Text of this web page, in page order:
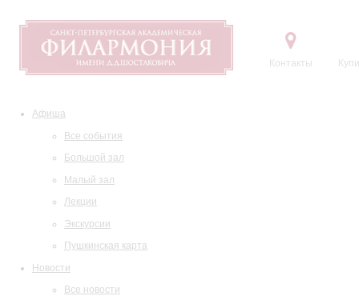
Контакты
Афиша
Все события
Большой зал
Малый зал
Лекции
Экскурсии
Пушкинская карта
Новости
Все новости